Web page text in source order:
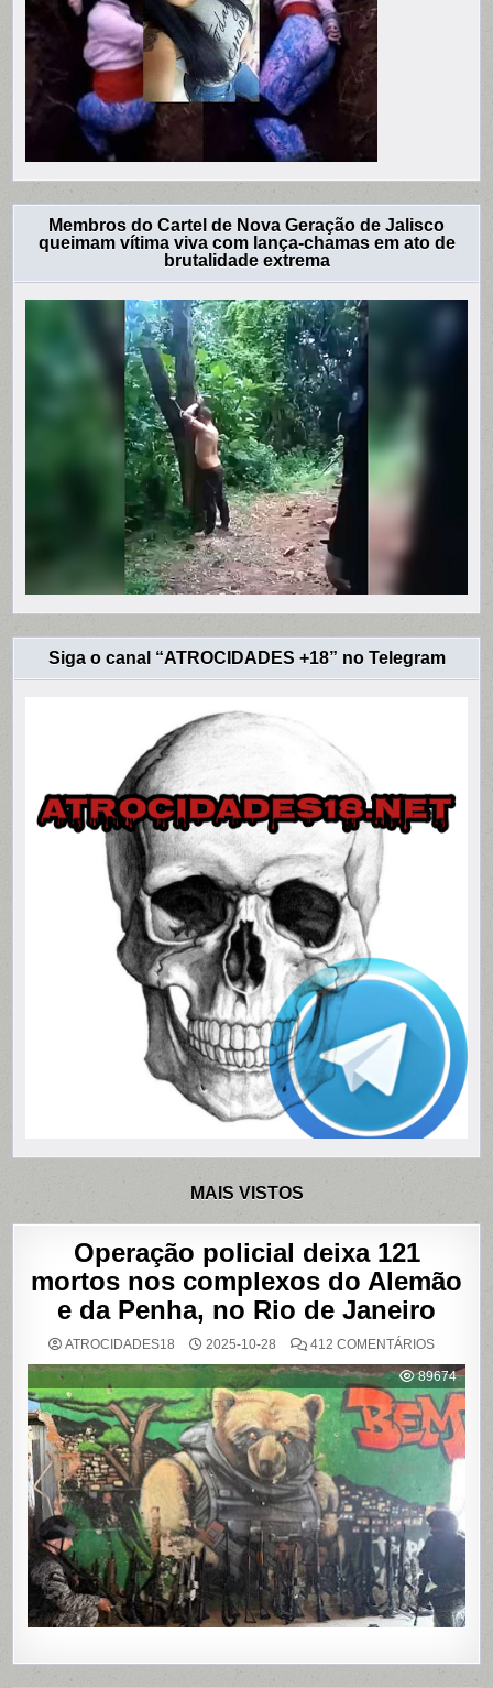
Membros do Cartel de Nova Geração de Jalisco
queimam vítima viva com lança-chamas em ato de
brutalidade extrema
Siga o canal “ATROCIDADES +18” no Telegram
MAIS VISTOS
Operação policial deixa 121
mortos nos complexos do Alemão
e da Penha, no Rio de Janeiro
ATROCIDADES18 2025-10-28 412 COMENTÁRIOSEM
POLICIAL
DEIXA
121
MORTOS
NOS
DO
ALEMÃO
PENHA,
NO
RIO
89674